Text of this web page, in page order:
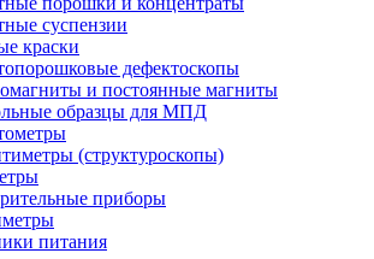
суспензии
краски
дефектоскопы
и постоянные магниты
образцы для МПД
(структуроскопы)
приборы
питания